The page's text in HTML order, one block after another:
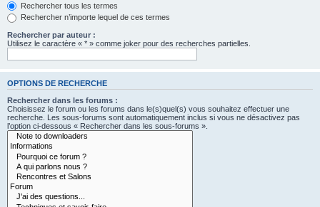
Rechercher tous les termes
Rechercher n’importe lequel de ces termes
Rechercher par auteur :
Utilisez le caractère « * » comme joker pour des recherches partielles.
OPTIONS DE RECHERCHE
Rechercher dans les forums :
Choisissez le forum ou les forums dans le(s)quel(s) vous souhaitez effectuer une
recherche. Les sous-forums sont automatiquement inclus si vous ne désactivez pas
l’option ci-dessous « Rechercher dans les sous-forums ».